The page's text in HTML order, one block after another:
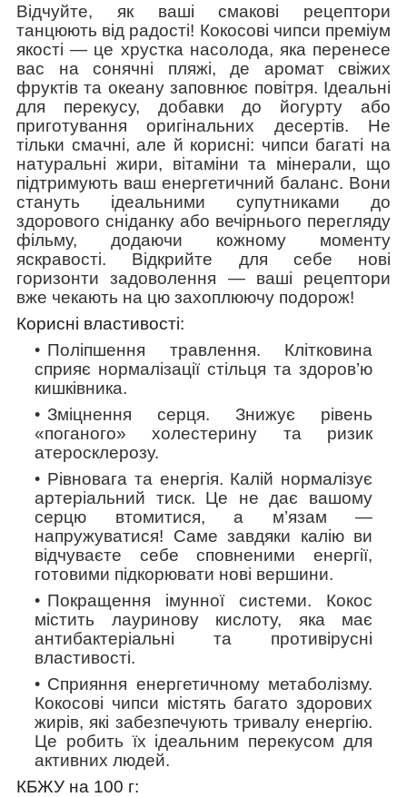
Відчуйте, як ваші смакові рецептори
танцюють від радості! Кокосові чипси преміум
якості — це хрустка насолода, яка перенесе
вас на сонячні пляжі, де аромат свіжих
фруктів та океану заповнює повітря. Ідеальні
для перекусу, добавки до йогурту або
приготування оригінальних десертів. Не
тільки смачні, але й корисні: чипси багаті на
натуральні жири, вітаміни та мінерали, що
підтримують ваш енергетичний баланс. Вони
стануть ідеальними супутниками до
здорового сніданку або вечірнього перегляду
фільму, додаючи кожному моменту
яскравості. Відкрийте для себе нові
горизонти задоволення — ваші рецептори
вже чекають на цю захоплюючу подорож!
Корисні властивості:
Поліпшення травлення. Клітковина
сприяє нормалізації стільця та здоров’ю
кишківника.
Зміцнення серця. Знижує рівень
«поганого» холестерину та ризик
атеросклерозу.
Рівновага та енергія. Калій нормалізує
артеріальний тиск. Це не дає
вашому
серцю втомитися, а м’язам —
напружуватися! Саме завдяки калію ви
відчуваєте себе сповненими енергії,
готовими підкорювати нові вершини.
Покращення імунної системи. Кокос
містить лауринову кислоту, яка має
антибактеріальні та противірусні
властивості.
Сприяння енергетичному метаболізму.
Кокосові чипси містять багато здорових
жирів, які забезпечують тривалу енергію.
Це робить їх ідеальним перекусом для
активних людей.
КБЖУ на 100 г: